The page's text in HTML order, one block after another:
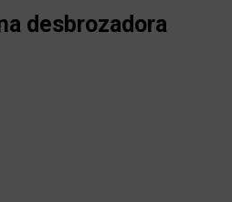
desbrozadora